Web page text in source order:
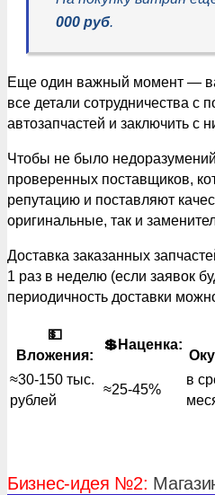
000 руб.
Еще один важный момент —
все детали сотрудничества с
автозапчастей и заключить с
Чтобы не было
проверенных поставщиков,
репутацию и поставляют
оригинальные, так и
Доставка заказанных
1 раз в неделю (если заявок
периодичность доставки
💵
Вложения:
💲Наценка:
≈30-150 тыс.
рублей
≈25-45%
в
Бизнес-идея №2: